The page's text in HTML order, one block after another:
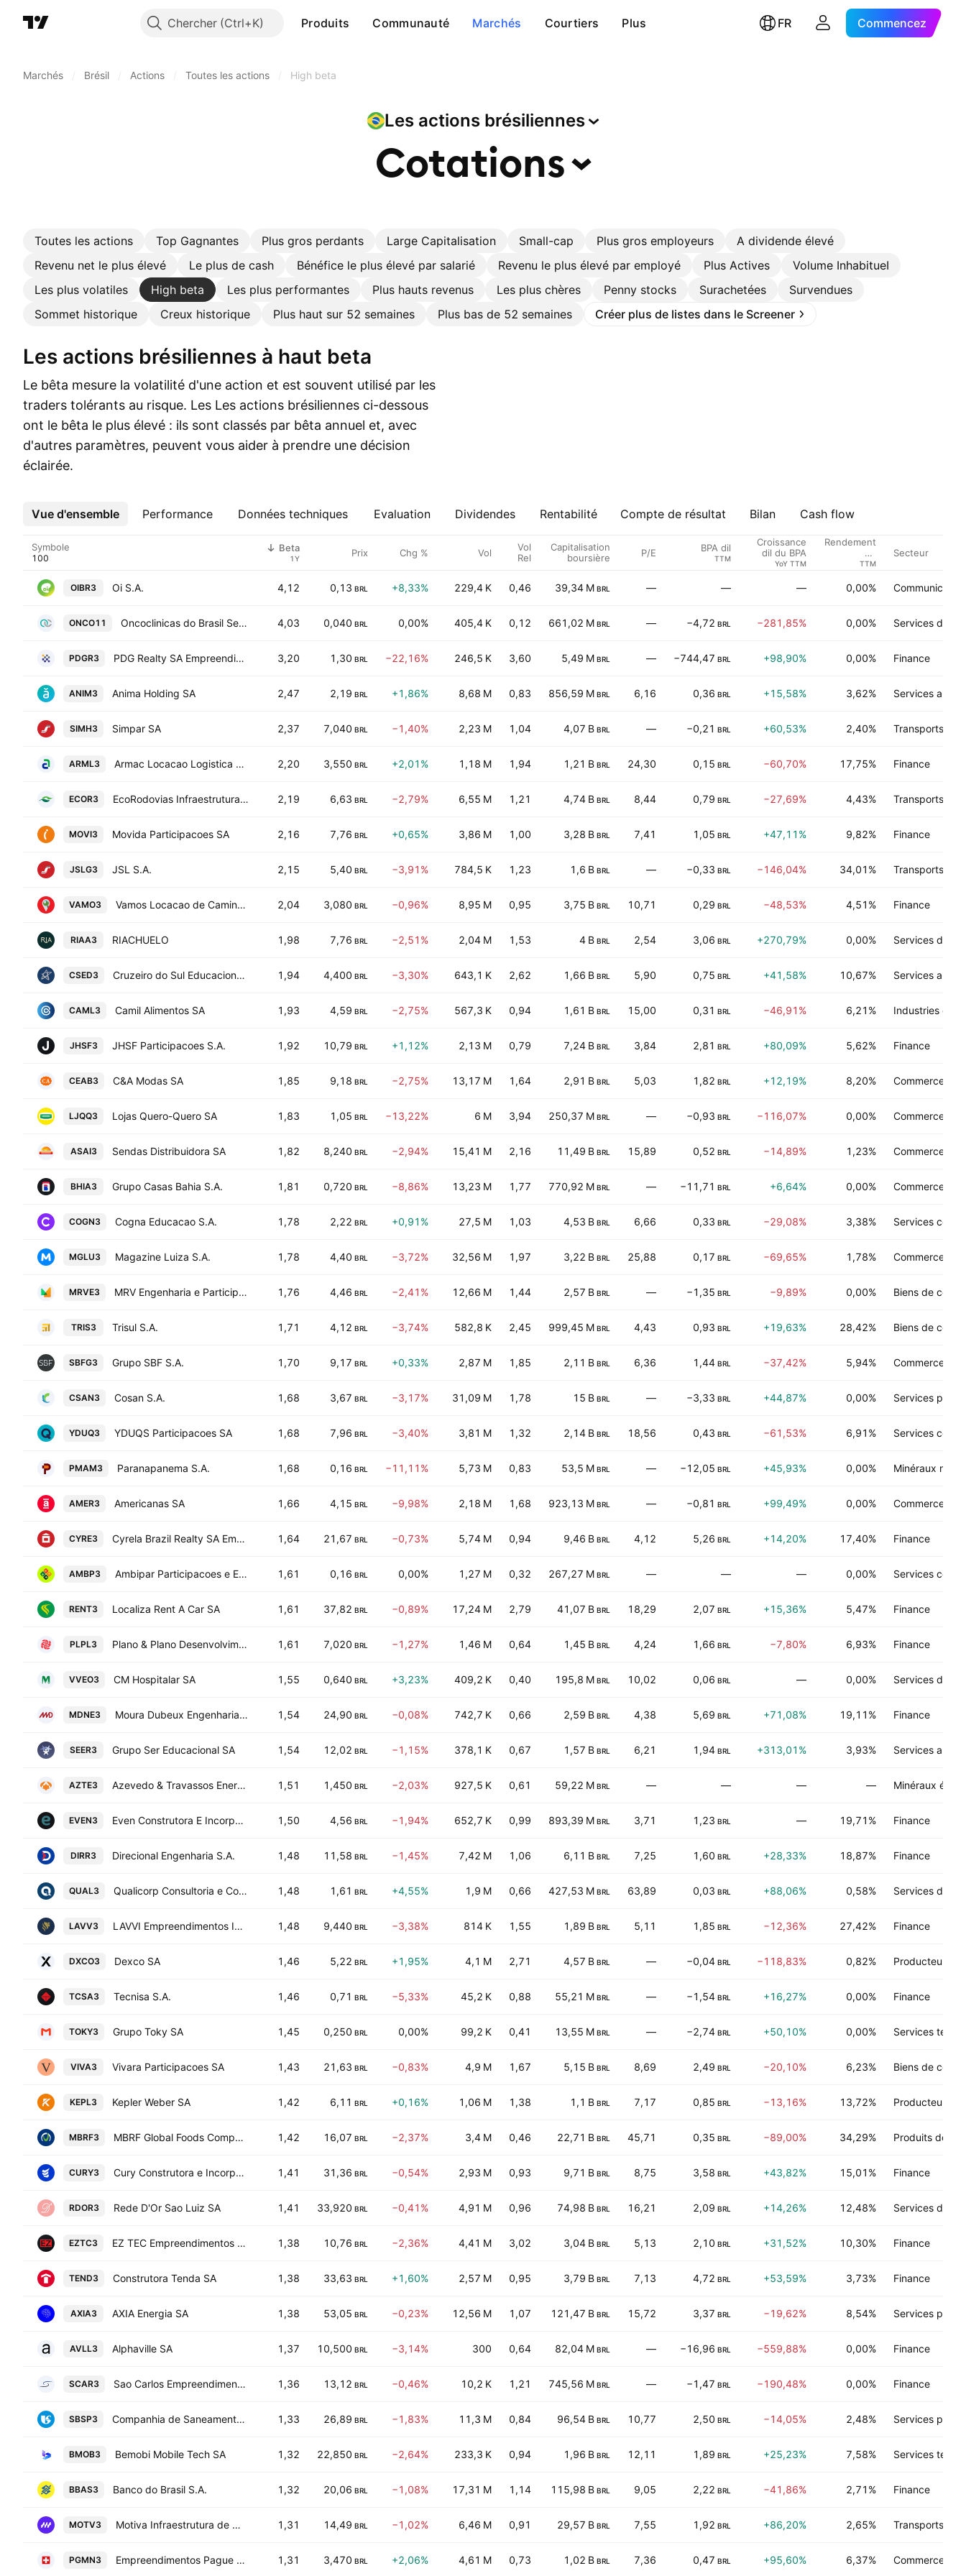
Chercher Produits Communauté Marchés Courtiers Plus FR Commencez
Marchés Brésil Actions Toutes les actions High beta
Les actions brésiliennes
Cotations
Toutes les actions Top Gagnantes Plus gros perdants Large Capitalisation Small-cap Plus gros employeurs
A dividende élevé
Revenu net le plus élevé
Le plus de cash Bénéfice le plus élevé par salarié Revenu le plus élevé par employé Plus Actives
Volume InhabitueI
Les plus volatiles
High beta Les plus performantes Plus hauts revenus Les plus chères Penny stocks Surachetées
Survendues
Sommet historique
Creux historique Plus haut sur 52 semaines Plus bas de 52 semaines Créer plus de listes dans le Screener
Les actions brésiliennes à haut beta
Le bêta mesure la volatilité d'une action et est souvent utilisé par les
traders tolérants au risque. Les Les actions brésiliennes ci-dessous
ont le bêta le plus élevé : ils sont classés par bêta annuel et, avec
d'autres paramètres, peuvent vous aider à prendre une décision
éclairée.
Vue d'ensemble Performance Données techniques Evaluation Dividendes Rentabilité Compte de résultat Bilan Cash flow
Plus
Symbole Beta
1Y Prix Chg % Vol
Vol
Rel
Capitalisation
boursière
P/E BPA dil
TTM
Croissance
dil du BPA
YoY TTM
Rendement
du
Dividende %
TTM
Secteur
OIBR3 Oi S.A. 4,12 0,13 BRL +8,33% 229,4 K 0,46 39,34 M BRL — — — 0,00%
ONCO11 Oncoclinicas do Brasil Servicos Medicos S.A. 4,03 0,040 BRL 0,00% 405,4 K 0,12 661,02 M BRL — −4,72 BRL −281,85% 0,00% Services de
PDGR3 PDG Realty SA Empreendimentos e Participacoes 3,20 1,30 BRL −22,16% 246,5 K 3,60 5,49 M BRL — −744,47 BRL +98,90% 0,00% Finance
ANIM3 Anima Holding SA 2,47 2,19 BRL +1,86% 8,68 M 0,83 856,59 M BRL 6,16 0,36 BRL +15,58% 3,62% Services au
SIMH3 Simpar SA 2,37 7,040 BRL −1,40% 2,23 M 1,04 4,07 B BRL — −0,21 BRL +60,53% 2,40% Transports
ARML3 Armac Locacao Logistica e Servicos SA 2,20 3,550 BRL +2,01% 1,18 M 1,94 1,21 B BRL 24,30 0,15 BRL −60,70% 17,75% Finance
ECOR3 EcoRodovias Infraestrutura e Logistica S.A. 2,19 6,63 BRL −2,79% 6,55 M 1,21 4,74 B BRL 8,44 0,79 BRL −27,69% 4,43% Transports
MOVI3 Movida Participacoes SA 2,16 7,76 BRL +0,65% 3,86 M 1,00 3,28 B BRL 7,41 1,05 BRL +47,11% 9,82% Finance
JSLG3 JSL S.A. 2,15 5,40 BRL −3,91% 784,5 K 1,23 1,6 B BRL — −0,33 BRL −146,04% 34,01% Transports
VAMO3 Vamos Locacao de Caminhoes, Maquinas e Equipamentos SA 2,04 3,080 BRL −0,96% 8,95 M 0,95 3,75 B BRL 10,71 0,29 BRL −48,53% 4,51% Finance
RIAA3 RIACHUELO 1,98 7,76 BRL −2,51% 2,04 M 1,53 4 B BRL 2,54 3,06 BRL +270,79% 0,00% Services de
CSED3 Cruzeiro do Sul Educacional SA 1,94 4,400 BRL −3,30% 643,1 K 2,62 1,66 B BRL 5,90 0,75 BRL +41,58% 10,67% Services au
CAML3 Camil Alimentos SA 1,93 4,59 BRL −2,75% 567,3 K 0,94 1,61 B BRL 15,00 0,31 BRL −46,91% 6,21% Industries de
JHSF3 JHSF Participacoes S.A. 1,92 10,79 BRL +1,12% 2,13 M 0,79 7,24 B BRL 3,84 2,81 BRL +80,09% 5,62% Finance
CEAB3 C&A Modas SA 1,85 9,18 BRL −2,75% 13,17 M 1,64 2,91 B BRL 5,03 1,82 BRL +12,19% 8,20% Commerce de
LJQQ3 Lojas Quero-Quero SA 1,83 1,05 BRL −13,22% 6 M 3,94 250,37 M BRL — −0,93 BRL −116,07% 0,00% Commerce de
ASAI3 Sendas Distribuidora SA 1,82 8,240 BRL −2,94% 15,41 M 2,16 11,49 B BRL 15,89 0,52 BRL −14,89% 1,23% Commerce de
BHIA3 Grupo Casas Bahia S.A. 1,81 0,720 BRL −8,86% 13,23 M 1,77 770,92 M BRL — −11,71 BRL +6,64% 0,00% Commerce de
COGN3 Cogna Educacao S.A. 1,78 2,22 BRL +0,91% 27,5 M 1,03 4,53 B BRL 6,66 0,33 BRL −29,08% 3,38% Services
MGLU3 Magazine Luiza S.A. 1,78 4,40 BRL −3,72% 32,56 M 1,97 3,22 B BRL 25,88 0,17 BRL −69,65% 1,78% Commerce de
MRVE3 MRV Engenharia e Participacoes S.A. 1,76 4,46 BRL −2,41% 12,66 M 1,44 2,57 B BRL — −1,35 BRL −9,89% 0,00% Biens de
TRIS3 Trisul S.A. 1,71 4,12 BRL −3,74% 582,8 K 2,45 999,45 M BRL 4,43 0,93 BRL +19,63% 28,42% Biens de
SBFG3 Grupo SBF S.A. 1,70 9,17 BRL +0,33% 2,87 M 1,85 2,11 B BRL 6,36 1,44 BRL −37,42% 5,94% Commerce de
CSAN3 Cosan S.A. 1,68 3,67 BRL −3,17% 31,09 M 1,78 15 B BRL — −3,33 BRL +44,87% 0,00% Services
YDUQ3 YDUQS Participacoes SA 1,68 7,96 BRL −3,40% 3,81 M 1,32 2,14 B BRL 18,56 0,43 BRL −61,53% 6,91% Services
PMAM3 Paranapanema S.A. 1,68 0,16 BRL −11,11% 5,73 M 0,83 53,5 M BRL — −12,05 BRL +45,93% 0,00% Minéraux non-
AMER3 Americanas SA 1,66 4,15 BRL −9,98% 2,18 M 1,68 923,13 M BRL — −0,81 BRL +99,49% 0,00% Commerce de
CYRE3 Cyrela Brazil Realty SA Empreendimentos e Participacoes 1,64 21,67 BRL −0,73% 5,74 M 0,94 9,46 B BRL 4,12 5,26 BRL +14,20% 17,40% Finance
AMBP3 Ambipar Participacoes e Empreendimentos SA 1,61 0,16 BRL 0,00% 1,27 M 0,32 267,27 M BRL — — — 0,00% Services
RENT3 Localiza Rent A Car SA 1,61 37,82 BRL −0,89% 17,24 M 2,79 41,07 B BRL 18,29 2,07 BRL +15,36% 5,47% Finance
PLPL3 Plano & Plano Desenvolvimento Imobiliario Ltda 1,61 7,020 BRL −1,27% 1,46 M 0,64 1,45 B BRL 4,24 1,66 BRL −7,80% 6,93% Finance
VVEO3 CM Hospitalar SA 1,55 0,640 BRL +3,23% 409,2 K 0,40 195,8 M BRL 10,02 0,06 BRL — 0,00% Services de
MDNE3 Moura Dubeux Engenharia SA 1,54 24,90 BRL −0,08% 742,7 K 0,66 2,59 B BRL 4,38 5,69 BRL +71,08% 19,11% Finance
SEER3 Grupo Ser Educacional SA 1,54 12,02 BRL −1,15% 378,1 K 0,67 1,57 B BRL 6,21 1,94 BRL +313,01% 3,93% Services au
AZTE3 Azevedo & Travassos Energia S.A 1,51 1,450 BRL −2,03% 927,5 K 0,61 59,22 M BRL — — — — Minéraux
EVEN3 Even Construtora E Incorporadora S.A. 1,50 4,56 BRL −1,94% 652,7 K 0,99 893,39 M BRL 3,71 1,23 BRL — 19,71% Finance
DIRR3 Direcional Engenharia S.A. 1,48 11,58 BRL −1,45% 7,42 M 1,06 6,11 B BRL 7,25 1,60 BRL +28,33% 18,87% Finance
QUAL3 Qualicorp Consultoria e Corretora de Seguros S.A. 1,48 1,61 BRL +4,55% 1,9 M 0,66 427,53 M BRL 63,89 0,03 BRL +88,06% 0,58% Services de
LAVV3 LAVVI Empreendimentos Imobiliarios SA 1,48 9,440 BRL −3,38% 814 K 1,55 1,89 B BRL 5,11 1,85 BRL −12,36% 27,42% Finance
DXCO3 Dexco SA 1,46 5,22 BRL +1,95% 4,1 M 2,71 4,57 B BRL — −0,04 BRL −118,83% 0,82% Producteurs-
TCSA3 Tecnisa S.A. 1,46 0,71 BRL −5,33% 45,2 K 0,88 55,21 M BRL — −1,54 BRL +16,27% 0,00% Finance
TOKY3 Grupo Toky SA 1,45 0,250 BRL 0,00% 99,2 K 0,41 13,55 M BRL — −2,74 BRL +50,10% 0,00% Services
VIVA3 Vivara Participacoes SA 1,43 21,63 BRL −0,83% 4,9 M 1,67 5,15 B BRL 8,69 2,49 BRL −20,10% 6,23% Biens de
KEPL3 Kepler Weber SA 1,42 6,11 BRL +0,16% 1,06 M 1,38 1,1 B BRL 7,17 0,85 BRL −13,16% 13,72% Producteurs-
MBRF3 MBRF Global Foods Company S.A. 1,42 16,07 BRL −2,37% 3,4 M 0,46 22,71 B BRL 45,71 0,35 BRL −89,00% 34,29% Produits de
CURY3 Cury Construtora e Incorporadora SA 1,41 31,36 BRL −0,54% 2,93 M 0,93 9,71 B BRL 8,75 3,58 BRL +43,82% 15,01% Finance
RDOR3 Rede D'Or Sao Luiz SA 1,41 33,920 BRL −0,41% 4,91 M 0,96 74,98 B BRL 16,21 2,09 BRL +14,26% 12,48% Services de
EZTC3 EZ TEC Empreendimentos e Participacoes SA 1,38 10,76 BRL −2,36% 4,41 M 3,02 3,04 B BRL 5,13 2,10 BRL +31,52% 10,30% Finance
TEND3 Construtora Tenda SA 1,38 33,63 BRL +1,60% 2,57 M 0,95 3,79 B BRL 7,13 4,72 BRL +53,59% 3,73% Finance
AXIA3 AXIA Energia SA 1,38 53,05 BRL −0,23% 12,56 M 1,07 121,47 B BRL 15,72 3,37 BRL −19,62% 8,54% Services
AVLL3 Alphaville SA 1,37 10,500 BRL −3,14% 300 0,64 82,04 M BRL — −16,96 BRL −559,88% 0,00% Finance
SCAR3 Sao Carlos Empreendimentos e Participacoes SA 1,36 13,12 BRL −0,46% 10,2 K 1,21 745,56 M BRL — −1,47 BRL −190,48% 0,00% Finance
SBSP3 Companhia de Saneamento Basico do Estado de Sao Paulo SABESP 1,33 26,89 BRL −1,83% 11,3 M 0,84 96,54 B BRL 10,77 2,50 BRL −14,05% 2,48% Services
BMOB3 Bemobi Mobile Tech SA 1,32 22,850 BRL −2,64% 233,3 K 0,94 1,96 B BRL 12,11 1,89 BRL +25,23% 7,58% Services
BBAS3 Banco do Brasil S.A. 1,32 20,06 BRL −1,08% 17,31 M 1,14 115,98 B BRL 9,05 2,22 BRL −41,86% 2,71% Finance
MOTV3 Motiva Infraestrutura de Mobilidade SA 1,31 14,49 BRL −1,02% 6,46 M 0,91 29,57 B BRL 7,55 1,92 BRL +86,20% 2,65% Transports
PGMN3 Empreendimentos Pague Menos SA 1,31 3,470 BRL +2,06% 4,61 M 0,73 1,02 B BRL 7,36 0,47 BRL +95,60% 6,37% Commerce de